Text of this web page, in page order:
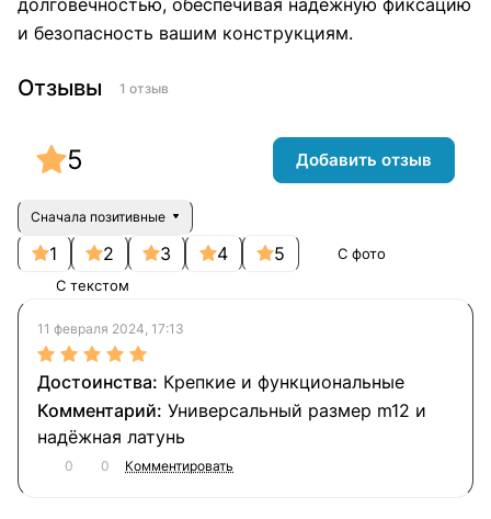
и безопасность вашим конструкциям.
Отзывы 1 отзыв
Сначала позитивные
1 2 3 4 5
С фото
С текстом
11 февраля 2024, 17:13
Крепкие и функциональные
Универсальный размер m12 и
надёжная латунь
0 0 Комментировать
5 Добавить отзыв